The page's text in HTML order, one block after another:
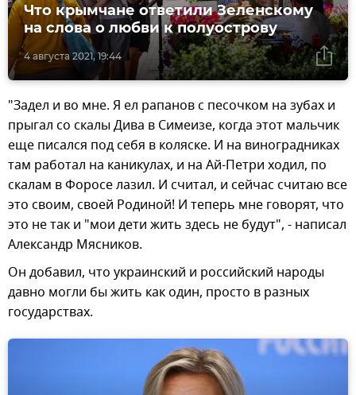
4 августа 2021, 19:44
Что крымчане ответили Зеленскому
на слова о любви к полуострову
"Задел и во мне. Я ел рапанов с песочком на зубах и
прыгал со скалы Дива в Симеизе, когда этот мальчик
еще писался под себя в коляске. И на виноградниках
там работал на каникулах, и на Ай-Петри ходил, по
скалам в Форосе лазил. И считал, и сейчас считаю все
это своим, своей Родиной! И теперь мне говорят, что
это не так и "мои дети жить здесь не будут", - написал
Александр Мясников.
Он добавил, что украинский и российский народы
давно могли бы жить как один, просто в разных
государствах.